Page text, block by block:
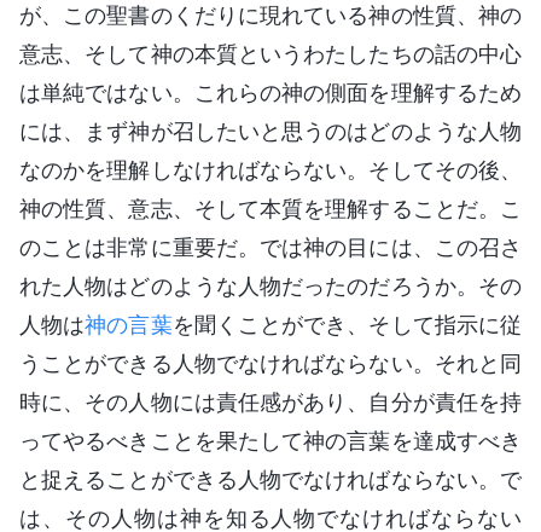
が、この聖書のくだりに現れている神の性質、神の
意志、そして神の本質というわたしたちの話の中心
は単純ではない。これらの神の側面を理解するため
には、まず神が召したいと思うのはどのような人物
なのかを理解しなければならない。そしてその後、
神の性質、意志、そして本質を理解することだ。こ
のことは非常に重要だ。では神の目には、この召さ
れた人物はどのような人物だったのだろうか。その
人物は神の言葉を聞くことができ、そして指示に従
うことができる人物でなければならない。それと同
時に、その人物には責任感があり、自分が責任を持
ってやるべきことを果たして神の言葉を達成すべき
と捉えることができる人物でなければならない。で
は、その人物は神を知る人物でなければならない